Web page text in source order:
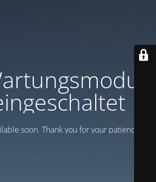
soon. Thank you for your patience!